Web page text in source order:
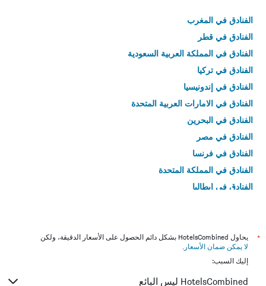
الفنادق في المغرب
الفنادق في قطر
الفنادق في المملكة العربية السعودية
الفنادق في تركيا
الفنادق في إندونيسيا
الفنادق في الامارات العربية المتحدة
الفنادق في البحرين
الفنادق في مصر
الفنادق في فرنسا
الفنادق في المملكة المتحدة
الفنادق في إيطاليا
*
يحاول HotelsCombined بشكل دائم الحصول على الأسعار الدقيقة، ولكن
لا يمكن ضمان الأسعار .
إليك السبب:
HotelsCombined ليس البائع